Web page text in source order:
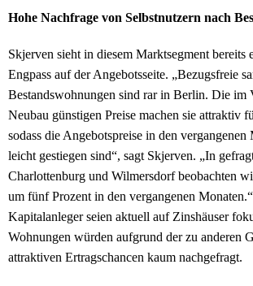
Hohe Nachfrage von Selbstnutzern nach
Skjerven sieht in diesem Marktsegment bereits
Engpass auf der Angebotsseite. „Bezugsfreie
Bestandswohnungen sind rar in Berlin. Die im
Neubau günstigen Preise machen sie attraktiv
sodass die Angebotspreise in den vergangenen
leicht gestiegen sind“, sagt Skjerven. „In
Charlottenburg und Wilmersdorf beobachten
um fünf Prozent in den vergangenen
Kapitalanleger seien aktuell auf Zinshäuser
Wohnungen würden aufgrund der zu anderen
attraktiven Ertragschancen kaum nachgefragt.